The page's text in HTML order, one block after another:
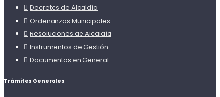
Decretos de Alcaldía
Ordenanzas Municipales
Resoluciones de Alcaldía
Instrumentos de Gestión
Documentos en General
Trámites Generales